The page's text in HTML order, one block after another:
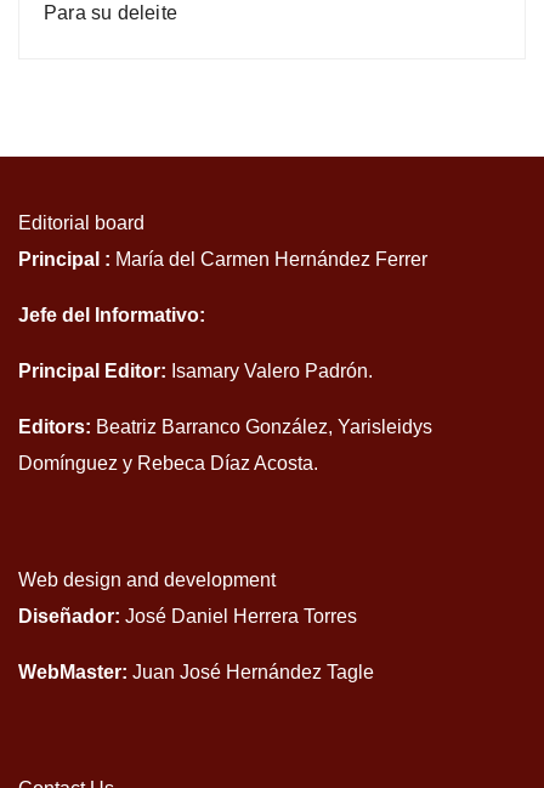
Para su deleite
Editorial board
Principal : María del Carmen Hernández Ferrer
Jefe del Informativo:
Principal Editor: Isamary Valero Padrón.
Editors: Beatriz Barranco González, Yarisleidys
Domínguez y Rebeca Díaz Acosta.
Web design and development
Diseñador: José Daniel Herrera Torres
WebMaster: Juan José Hernández Tagle